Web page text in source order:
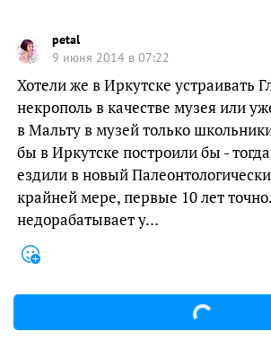
petal
9 июня 2014 в 07:22
Хотели же в Иркутске устраивать
некрополь в качестве музея или
в Мальту в музей только
бы в Иркутске построили бы -
ездили в новый
крайней мере, первые 10 лет
недорабатывает у…